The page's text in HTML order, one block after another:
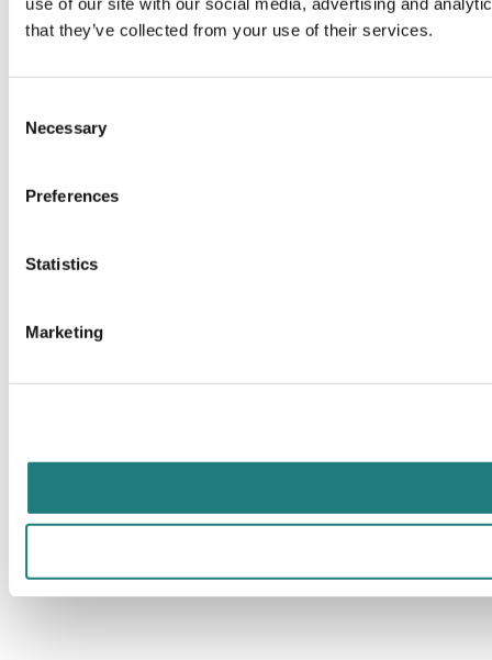
that they’ve collected from your use of their services.
Selection
Necessary
Preferences
Statistics
Marketing